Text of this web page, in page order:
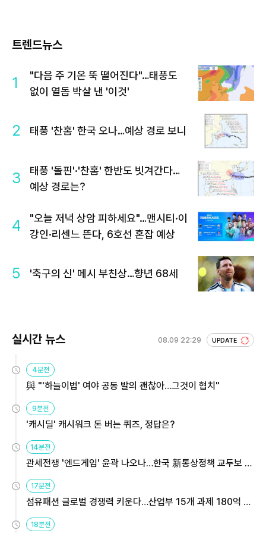
트렌드뉴스
1
"다음 주 기온 뚝 떨어진다"…태풍도
없이 열돔 박살 낸 '이것'
2 태풍 '찬홈' 한국 오나…예상 경로 보니
3
태풍 '돌핀'·'찬홈' 한반도 빗겨간다…
예상 경로는?
4
"오늘 저녁 상암 피하세요"…맨시티·이
강인·리센느 뜬다, 6호선 혼잡 예상
5 '축구의 신' 메시 부친상…향년 68세
실시간 뉴스 08.09 22:29 UPDATE
4분전
與 "'하늘이법' 여야 공동 발의 괜찮아…그것이 협치"
9분전
'캐시딜' 캐시워크 돈 버는 퀴즈, 정답은?
14분전
관세전쟁 '엔드게임' 윤곽 나오나…한국 新통상정책 교두보 활
용해야
17분전
섬유패션 글로벌 경쟁력 키운다…산업부 15개 과제 180억 지
원
18분전